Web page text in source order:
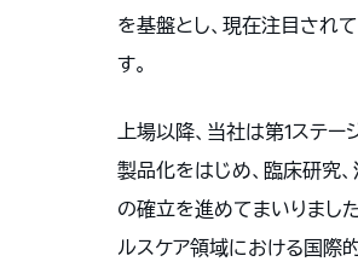
を基盤とし、現在注目され
す。
上場以降、当社は第1ステー
製品化をはじめ、臨床研究
の確立を進めてまいりまし
ルスケア領域における国際